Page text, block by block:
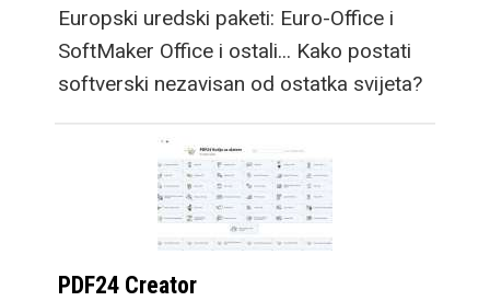
Europski uredski paketi: Euro-Office i
SoftMaker Office i ostali... Kako postati
softverski nezavisan od ostatka svijeta?
PDF24 Creator